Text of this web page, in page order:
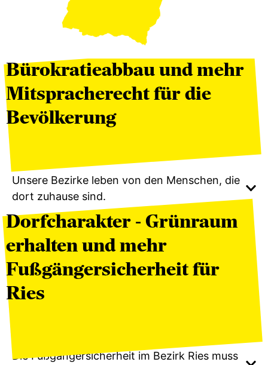
Bürokratieabbau und mehr
Mitspracherecht für die
Bevölkerung
Unsere Bezirke leben von den Menschen, die
dort zuhause sind.
Dorfcharakter - Grünraum
erhalten und mehr
Fußgängersicherheit für
Ries
Die Fußgängersicherheit im Bezirk Ries muss